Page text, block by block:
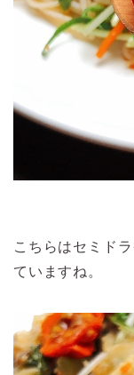
こちらはセミド
ていますね。